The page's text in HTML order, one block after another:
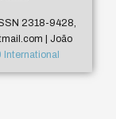
2318-9428,
| João
International